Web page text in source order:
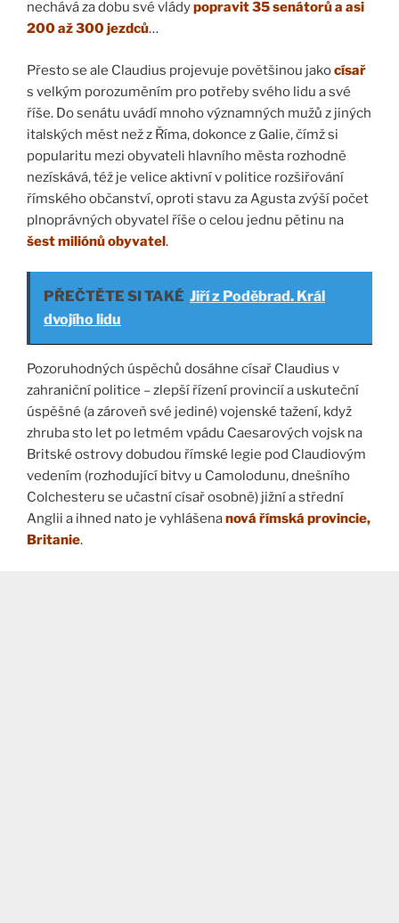
nechává za dobu své vládypopravit 35 senátorů a asi
200 až 300 jezdců…
Přesto se ale Claudius projevuje povětšinou jakocísař
s velkým porozuměním pro potřeby svého lidu a své
říše. Do senátu uvádí mnoho významných mužů z jiných
italských měst než z Říma, dokonce z Galie, čímž si
popularitu mezi obyvateli hlavního města rozhodně
nezískává, též je velice aktivní v politice rozšiřování
římského občanství, oproti stavu za Agusta zvýší počet
plnoprávných obyvatel říše o celou jednu pětinu na
šest miliónů obyvatel.
PŘEČTĚTE SI TAKÉ Jiří z Poděbrad. Král
dvojího lidu
Pozoruhodných úspěchů dosáhne císař Claudius v
zahraniční politice – zlepší řízení provincií a uskuteční
úspěšné (a zároveň své jediné) vojenské tažení, když
zhruba sto let po letmém vpádu Caesarových vojsk na
Britské ostrovy dobudou římské legie pod Claudiovým
vedením (rozhodující bitvy u Camolodunu, dnešního
Colchesteru se učastní císař osobně) jižní a střední
Anglii a ihned nato je vyhlášenanová římská provincie,
Britanie.